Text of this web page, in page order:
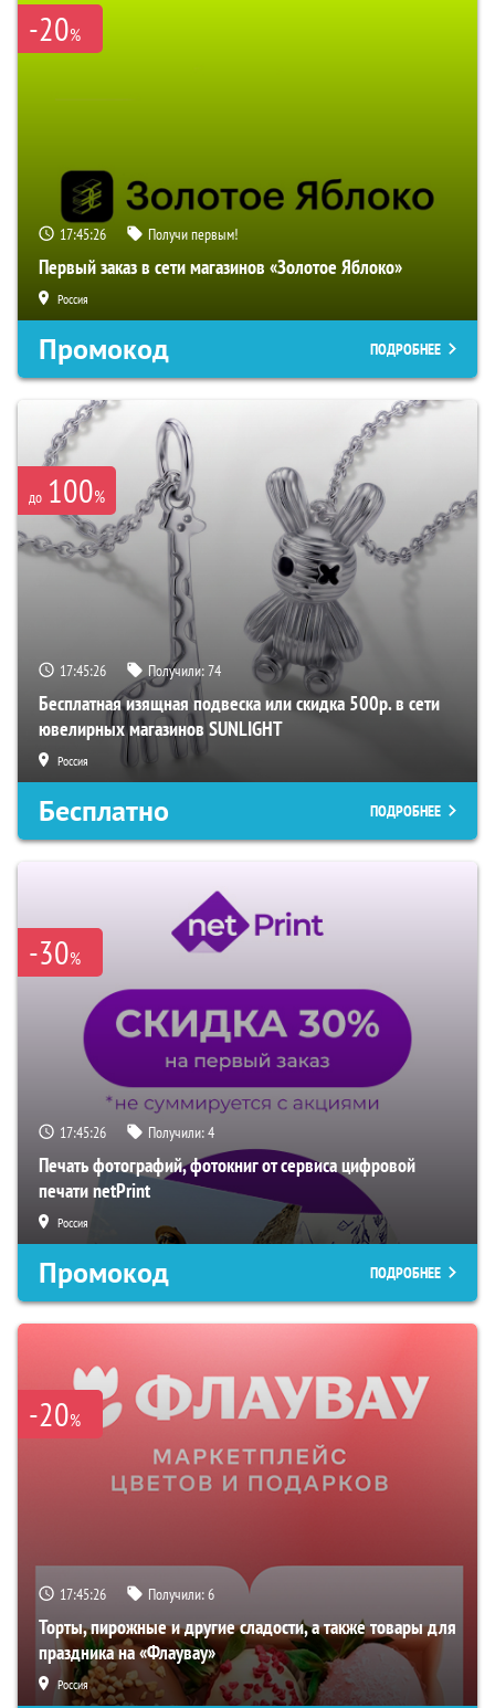
-20%
17:45:25 Получи первым!
Первый заказ в сети магазинов «Золотое Яблоко»
Россия
Промокод ПОДРОБНЕЕ
до 100%
17:45:25 Получили:74
Бесплатная изящная подвеска или скидка 500р. в сети
ювелирных магазинов SUNLIGHT
Россия
Бесплатно ПОДРОБНЕЕ
-30%
17:45:25 Получили:4
Печать фотографий, фотокниг от сервиса цифровой
печати netPrint
Россия
Промокод ПОДРОБНЕЕ
-20%
17:45:25 Получили:6
Торты, пирожные и другие сладости, а также товары для
праздника на «Флаувау»
Россия